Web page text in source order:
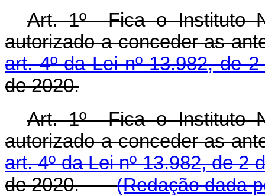
Art. 1º Fica o Instituto
autorizado a conceder as
art. 4º da Lei nº 13.982, de
de 2020.
Art. 1º Fica o Instituto
autorizado a conceder as
art. 4º da Lei nº 13.982, de 2
de 2020.(Redação dada